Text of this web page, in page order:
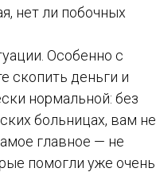
нет ли побочных
Особенно с
скопить деньги и
нормальной: без
больницах, вам не
главное — не
помогли уже очень